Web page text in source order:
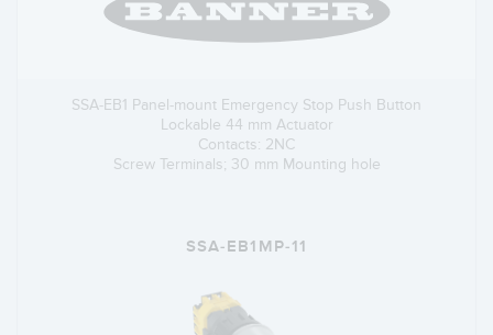
SSA-EB1 Panel-mount Emergency Stop Push Button
Lockable 44 mm Actuator
Contacts: 2NC
Screw Terminals; 30 mm Mounting hole
SSA-EB1MP-11